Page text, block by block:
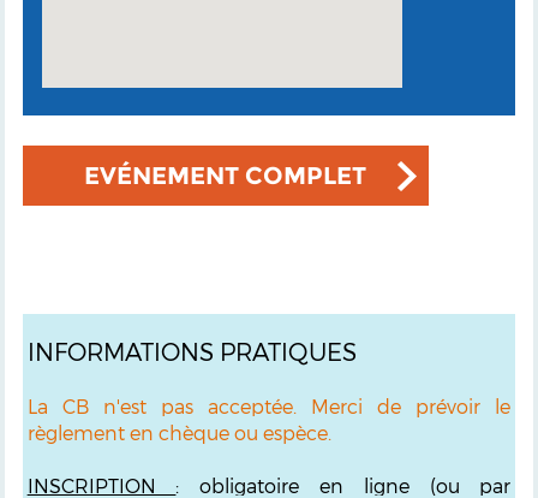
EVÉNEMENT COMPLET
INFORMATIONS PRATIQUES
La CB n'est pas acceptée. Merci de prévoir le
règlement en chèque ou espèce.
INSCRIPTION : obligatoire en ligne (ou par